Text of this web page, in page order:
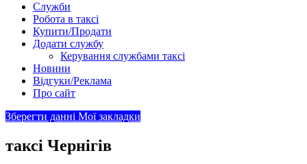
Служби
Робота в таксі
Купити/Продати
Додати службу
Керування службами таксі
Новини
Відгуки/Реклама
Про сайт
Зберегти данні Мої закладки
таксі Чернігів